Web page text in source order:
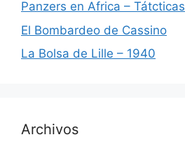
Panzers en Africa – Tátcticas
El Bombardeo de Cassino
La Bolsa de Lille – 1940
Archivos